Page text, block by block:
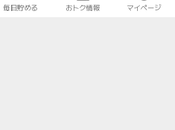
毎日貯める おトク情報 マイページ